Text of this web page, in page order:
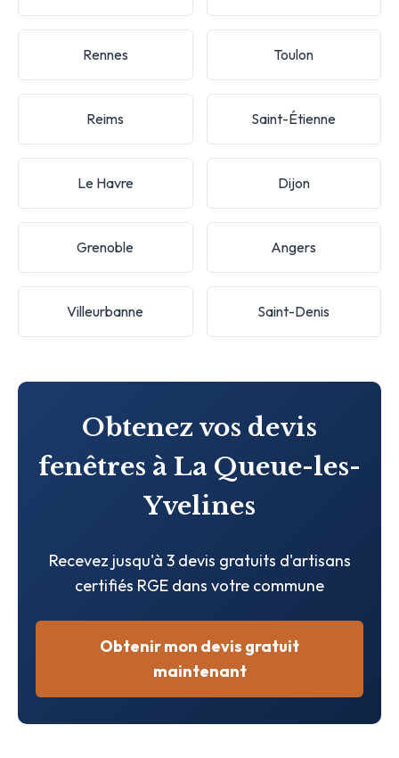
Rennes Toulon
Reims Saint-Étienne
Le Havre Dijon
Grenoble Angers
Villeurbanne Saint-Denis
Obtenez vos devis
fenêtres à La Queue-les-
Yvelines
Recevez jusqu'à 3 devis gratuits d'artisans
certifiés RGE dans votre commune
Obtenir mon devis gratuit
maintenant